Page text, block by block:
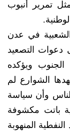
تمرير أنبوب
في عدن
دعوات التصعيد
الجنوب ويؤكده
الشوارع لم
وأن سياسة
باتت مكشوفة
المنهوبة